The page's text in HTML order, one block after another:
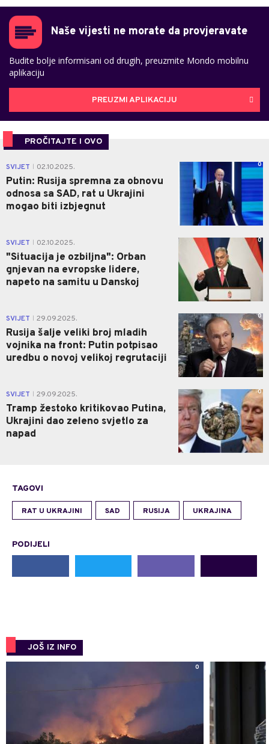
Naše vijesti ne morate da provjeravate
Budite bolje informisani od drugih, preuzmite Mondo mobilnu
aplikaciju
PREUZMI APLIKACIJU
PROČITAJTE I OVO
SVIJET 02.10.2025.
Putin: Rusija spremna za obnovu
odnosa sa SAD, rat u Ukrajini
mogao biti izbjegnut
0
SVIJET 02.10.2025.
"Situacija je ozbiljna": Orban
gnjevan na evropske lidere,
napeto na samitu u Danskoj
0
SVIJET 29.09.2025.
Rusija šalje veliki broj mladih
vojnika na front: Putin potpisao
uredbu o novoj velikoj regrutaciji
0
SVIJET 29.09.2025.
Tramp žestoko kritikovao Putina,
Ukrajini dao zeleno svjetlo za
napad
0
TAGOVI
RAT U UKRAJINI SAD RUSIJA UKRAJINA
PODIJELI
JOŠ IZ INFO
0